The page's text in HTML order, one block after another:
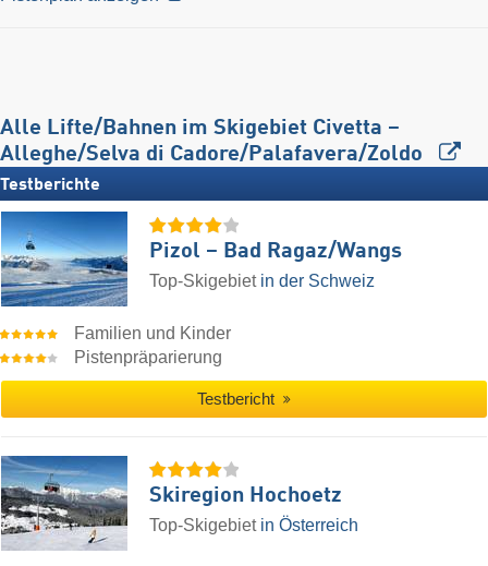
Alle Lifte/Bahnen im Skigebiet Civetta –
Alleghe/​Selva di Cadore/​Palafavera/​Zoldo
Testberichte
Pizol – Bad Ragaz/​Wangs
Top-Skigebiet in der Schweiz
Familien und Kinder
Pistenpräparierung
Testbericht
Skiregion Hochoetz
Top-Skigebiet in Österreich